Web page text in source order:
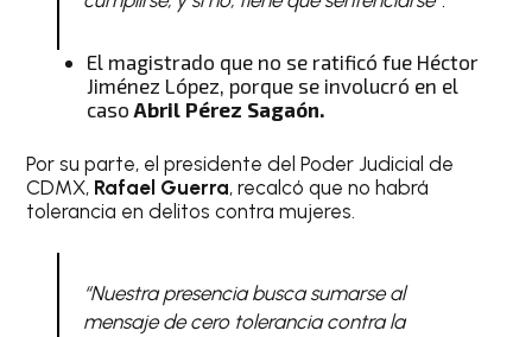
El magistrado que no se ratificó fue Héctor
Jiménez López, porque se involucró en el
casoAbril Pérez Sagaón.
Por su parte, el presidente del Poder Judicial de
CDMX, Rafael Guerra, recalcó que no habrá
tolerancia en delitos contra mujeres.
“Nuestra presencia busca sumarse al
mensaje de cero tolerancia contra la